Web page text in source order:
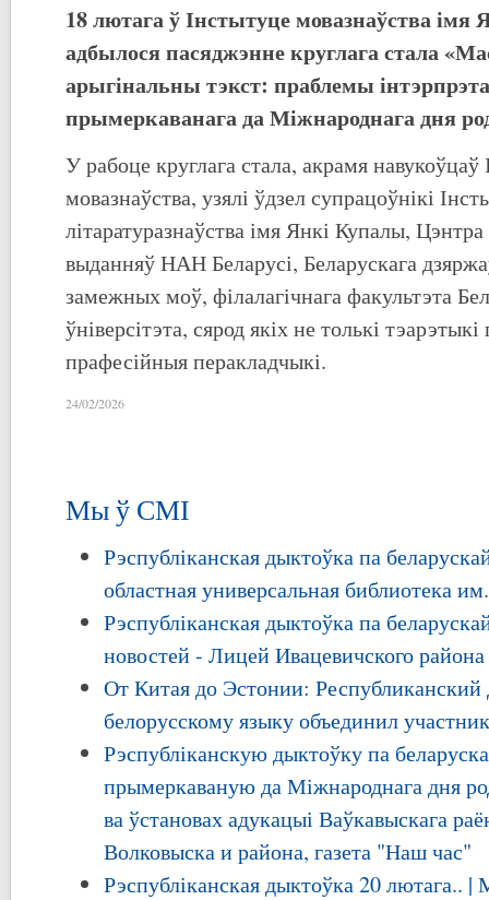
18 лютага ў Інстытуце мовазнаўства імя
адбылося пасяджэнне круглага стала«
арыгінальны тэкст: праблемы
прымеркаванага да Міжнароднага дня
У рабоце круглага стала, акрамя навукоўцаў
мовазнаўства, узялі ўдзел супрацоўнікі
літаратуразнаўства імя Янкі Купалы,
выданняў НАН Беларусі, Беларускага
замежных моў, філалагічнага факультэта
ўніверсітэта, сярод якіх не толькі
прафесійныя перакладчыкі.
24/02/2026
Мы ў СМІ
Рэспубліканская дыктоўка па
областная универсальная библиотека
Рэспубліканская дыктоўка па
новостей - Лицей Ивацевичского района
От Китая до Эстонии: Республиканский
белорусскому языку объединил
Рэспубліканскую дыктоўку па
прымеркаваную да Міжнароднага дня
ва ўстановах адукацыі Ваўкавыскага
Волковыска и района, газета "Наш час"
Рэспубліканская дыктоўка 20 лютага..